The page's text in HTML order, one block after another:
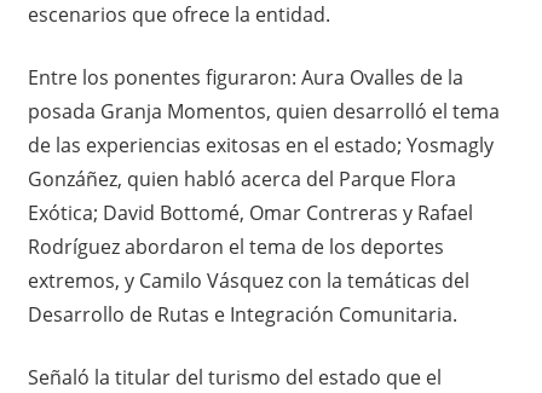
escenarios que ofrece la entidad.
Entre los ponentes figuraron: Aura Ovalles de la
posada Granja Momentos, quien desarrolló el tema
de las experiencias exitosas en el estado; Yosmagly
Gonzáñez, quien habló acerca del Parque Flora
Exótica; David Bottomé, Omar Contreras y Rafael
Rodríguez abordaron el tema de los deportes
extremos, y Camilo Vásquez con la temáticas del
Desarrollo de Rutas e Integración Comunitaria.
Señaló la titular del turismo del estado que el